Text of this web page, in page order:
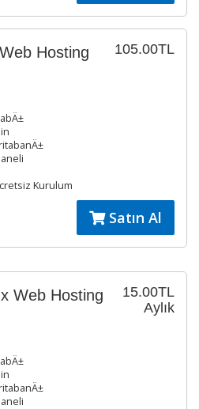
105.00TL
Hosting
Kurulum
Satın Al
15.00TL
Aylık
Web Hosting